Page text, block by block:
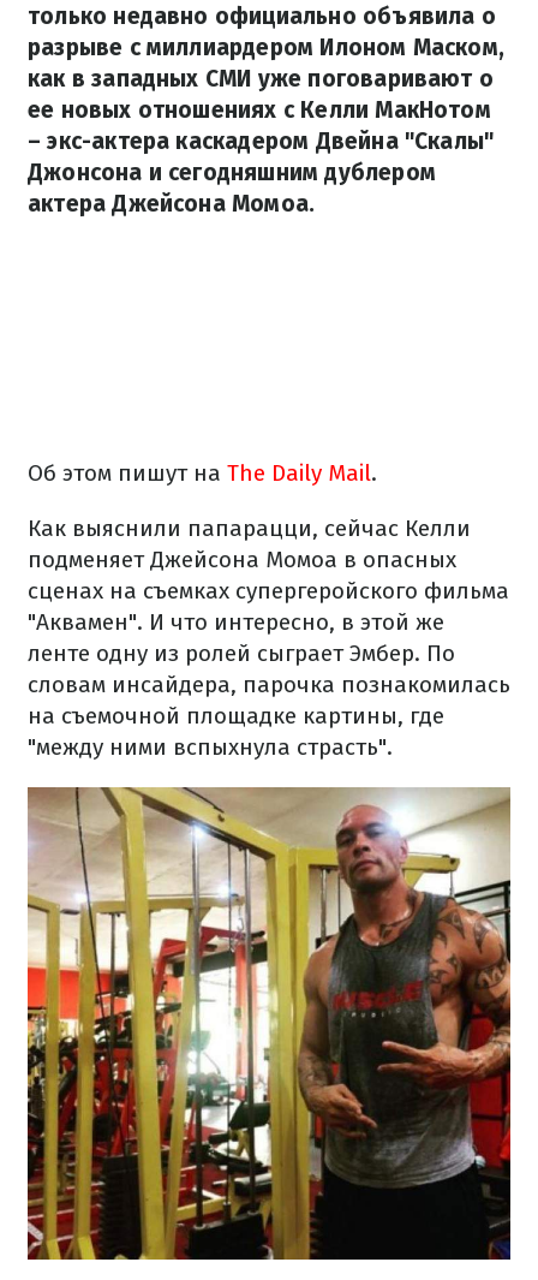
только недавно официально объявила о
разрыве с миллиардером Илоном Маском,
как в западных СМИ уже поговаривают о
ее новых отношениях с Келли МакНотом
– экс-актера каскадером Двейна "Скалы"
Джонсона и сегодняшним дублером
актера Джейсона Момоа.
Об этом пишут на The Daily Mail.
Как выяснили папарацци, сейчас Келли
подменяет Джейсона Момоа в опасных
сценах на съемках супергеройского фильма
"Аквамен". И что интересно, в этой же
ленте одну из ролей сыграет Эмбер. По
словам инсайдера, парочка познакомилась
на съемочной площадке картины, где
"между ними вспыхнула страсть".